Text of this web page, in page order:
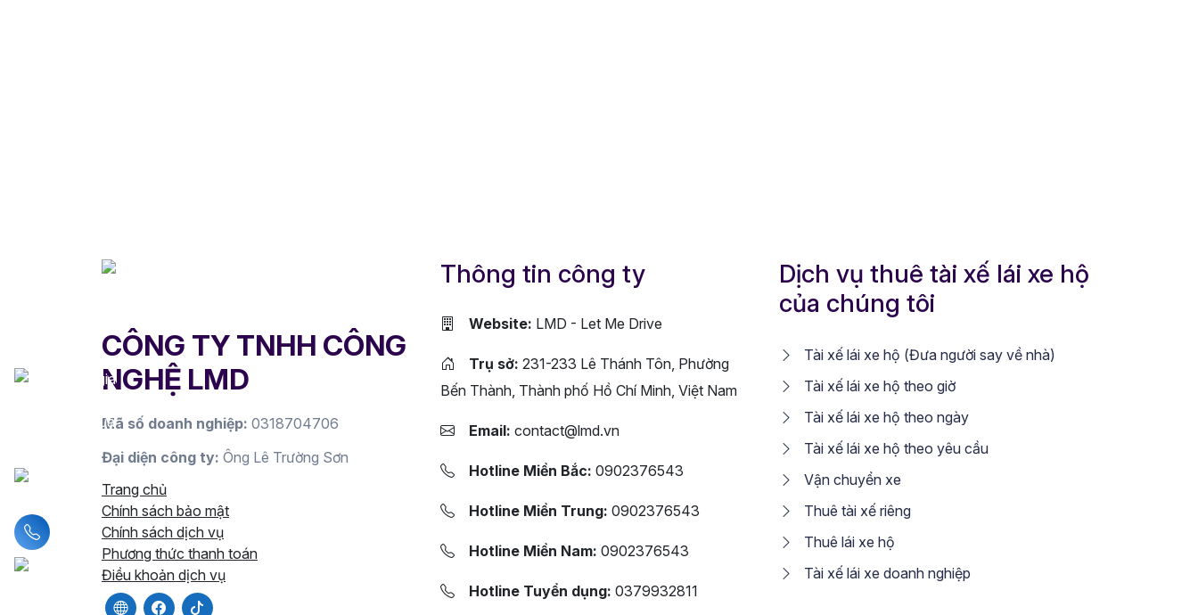
CÔNG TY TNHH CÔNG
NGHỆ LMD
Mã số doanh nghiệp: 0318704706
Đại diện công ty: Ông Lê Trường Sơn
Trang chủ
Chính sách bảo mật
Chính sách dịch vụ
Phương thức thanh toán
Điều khoản dịch vụ
Thông tin công ty
Website: LMD - Let Me Drive
Trụ sở: 231-233 Lê Thánh Tôn, Phường
Bến Thành, Thành phố Hồ Chí Minh, Việt Nam
Email: contact@lmd.vn
Hotline Miền Bắc: 0902376543
Hotline Miền Trung: 0902376543
Hotline Miền Nam: 0902376543
Hotline Tuyển dụng: 0379932811
Dịch vụ thuê tài xế lái xe hộ
của chúng tôi
Tài xế lái xe hộ (Đưa người say về nhà)
Tài xế lái xe hộ theo giờ
Tài xế lái xe hộ theo ngày
Tài xế lái xe hộ theo yêu cầu
Vận chuyển xe
Thuê tài xế riêng
Thuê lái xe hộ
Tài xế lái xe doanh nghiệp
Liên hệ hotline